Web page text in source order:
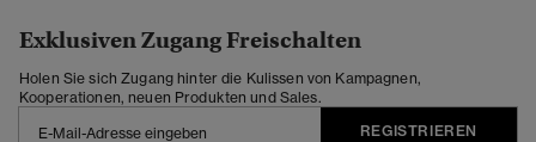
Exklusiven Zugang Freischalten
Holen Sie sich Zugang hinter die Kulissen von Kampagnen,
Kooperationen, neuen Produkten und Sales.
REGISTRIEREN